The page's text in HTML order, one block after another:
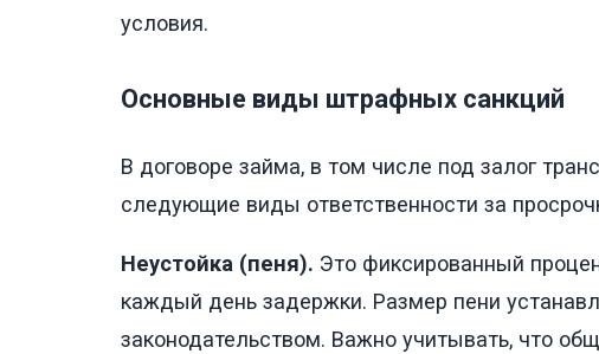
условия.
Основные виды штрафных санкций
В договоре займа, в том числе под залог
следующие виды ответственности за
Неустойка (пеня). Это фиксированный
каждый день задержки. Размер пени
законодательством. Важно учитывать, что